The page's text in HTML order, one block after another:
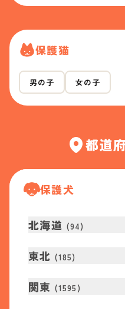
保護猫
男の子 女の子
都道
保護犬
北海道 (94)
東北 (185)
関東 (1595 )